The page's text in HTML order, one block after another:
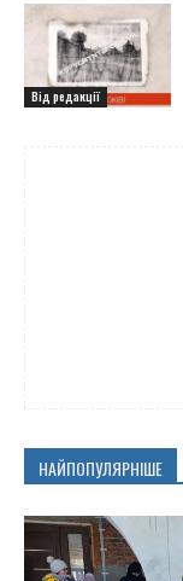
Від редакції
НАЙПОПУЛЯРНІШЕ